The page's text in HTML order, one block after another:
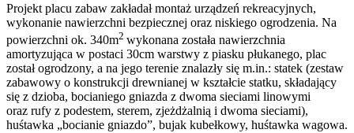
Projekt placu zabaw zakładał montaż urządzeń rekreacyjnych,
wykonanie nawierzchni bezpiecznej oraz niskiego ogrodzenia. Na
powierzchni ok. 340m2 wykonana została nawierzchnia
amortyzująca w postaci 30cm warstwy z piasku płukanego, plac
został ogrodzony, a na jego terenie znalazły się m.in.: statek (zestaw
zabawowy o konstrukcji drewnianej w kształcie statku, składający
się z dzioba, bocianiego gniazda z dwoma sieciami linowymi
oraz rufy z podestem, sterem, zjeżdżalnią i dwoma sieciami),
huśtawka „bocianie gniazdo”, bujak kubełkowy, huśtawka wagowa.